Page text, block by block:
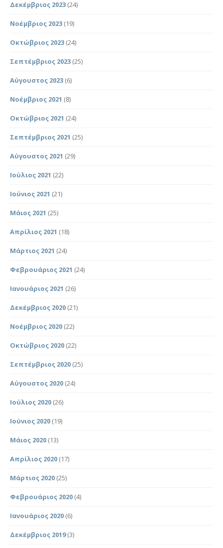
Δεκέμβριος 2023 (24)
Νοέμβριος 2023 (19)
Οκτώβριος 2023 (24)
Σεπτέμβριος 2023 (25)
Αύγουστος 2023 (6)
Νοέμβριος 2021 (8)
Οκτώβριος 2021 (24)
Σεπτέμβριος 2021 (25)
Αύγουστος 2021 (29)
Ιούλιος 2021 (22)
Ιούνιος 2021 (21)
Μάιος 2021 (25)
Απρίλιος 2021 (18)
Μάρτιος 2021 (24)
Φεβρουάριος 2021 (24)
Ιανουάριος 2021 (26)
Δεκέμβριος 2020 (21)
Νοέμβριος 2020 (22)
Οκτώβριος 2020 (22)
Σεπτέμβριος 2020 (25)
Αύγουστος 2020 (24)
Ιούλιος 2020 (26)
Ιούνιος 2020 (19)
Μάιος 2020 (13)
Απρίλιος 2020 (17)
Μάρτιος 2020 (25)
Φεβρουάριος 2020 (4)
Ιανουάριος 2020 (6)
Δεκέμβριος 2019(3)